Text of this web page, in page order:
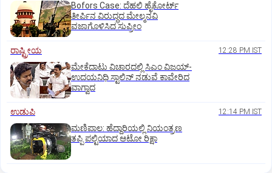
Bofors Case: ದೆಹಲಿ ಹೈಕೋರ್ಟ್‌
ತೀರ್ಪಿನ ವಿರುದ್ಧದ ಮೇಲ್ಮನವಿ
ವಜಾಗೊಳಿಸಿದ ಸುಪ್ರೀಂ
ರಾಷ್ಟ್ರೀಯ 12:28 PM IST
ಮೇಕೆದಾಟು ವಿಚಾರದಲ್ಲಿ ಸಿಎಂ ವಿಜಯ್-
ಉದಯನಿಧಿ ಸ್ಟಾಲಿನ್ ನಡುವೆ ಕಾವೇರಿದ
ವಾಗ್ವಾದ
ಉಡುಪಿ 12:14 PM IST
ಮಣಿಪಾಲ: ಹೆದ್ದಾರಿಯಲ್ಲಿ ನಿಯಂತ್ರಣ
ತಪ್ಪಿ ಪಲ್ಟಿಯಾದ ಆಟೋ ರಿಕ್ಷಾ